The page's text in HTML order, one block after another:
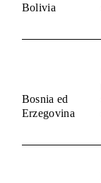
Bolivia
Bosnia ed
Erzegovina